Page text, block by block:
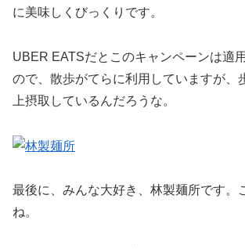
に美味しくびっくりです。
UBER EATSだとこのキャンペーンは適
ので、散歩がてらに利用していますが、
上摂取しているんだろうな。
最後に、みんな大好き、林製麺所です。
ね。